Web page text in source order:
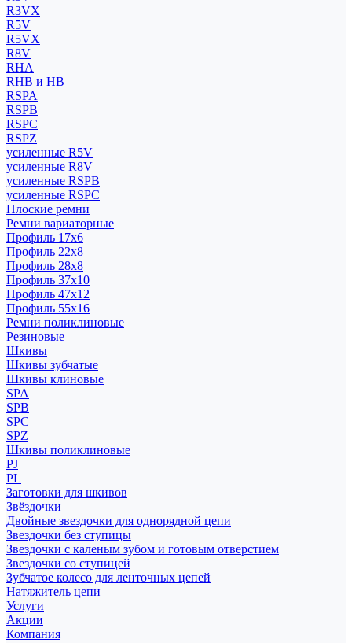
R3VX
R5V
R5VX
R8V
RHA
RHB и HB
RSPA
RSPB
RSPC
RSPZ
усиленные R5V
усиленные R8V
усиленные RSPB
усиленные RSPC
Плоские ремни
Ремни вариаторные
Профиль 17x6
Профиль 22x8
Профиль 28x8
Профиль 37x10
Профиль 47x12
Профиль 55x16
Ремни поликлиновые
Резиновые
Шкивы
Шкивы зубчатые
Шкивы клиновые
SPA
SPB
SPC
SPZ
Шкивы поликлиновые
PJ
PL
Заготовки для шкивов
Звёздочки
Двойные звездочки для однорядной цепи
Звездочки без ступицы
Звездочки с каленым зубом и готовым отверстием
Звездочки со ступицей
Зубчатое колесо для ленточных цепей
Натяжитель цепи
Услуги
Акции
Компания